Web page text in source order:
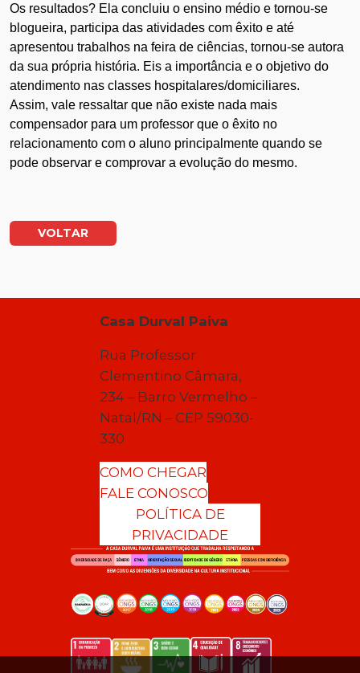
Os resultados? Ela concluiu o ensino médio e tornou-se
blogueira, participa das atividades com êxito e até
apresentou trabalhos na feira de ciências, tornou-se autora
da sua própria história. Eis a importância e o objetivo do
atendimento nas classes hospitalares/domiciliares.
Assim, vale ressaltar que não existe nada mais
compensador para um professor que o êxito no
relacionamento com o aluno principalmente quando se
pode observar e comprovar a evolução do mesmo.
VOLTAR
Casa Durval Paiva
Rua Professor
Clementino Câmara,
234 – Barro Vermelho –
Natal/RN – CEP 59030-
330
COMO CHEGAR
FALE CONOSCO
POLÍTICA DE
PRIVACIDADE